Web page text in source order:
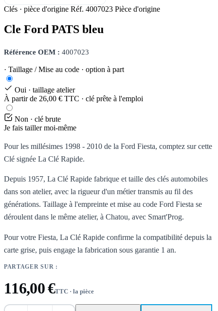
Clés · pièce d'origine Réf. 4007023 Pièce d'origine
Cle Ford PATS bleu
Référence OEM : 4007023
· Taillage / Mise au code · option à part
Oui · taillage atelier
À partir de 26,00 € TTC · clé prête à l'emploi
Non · clé brute
Je fais tailler moi-même
Pour les millésimes 1998 - 2010 de la Ford Fiesta, comptez sur cette
Clé signée La Clé Rapide.
Depuis 1957, La Clé Rapide fabrique et taille des clés automobiles
dans son atelier, avec la rigueur d'un métier transmis au fil des
générations. Taillage à l'empreinte et mise au code Ford Fiesta se
déroulent dans le même atelier, à Chatou, avec Smart'Prog.
Pour votre Fiesta, La Clé Rapide confirme la compatibilité depuis la
carte grise, puis engage la fabrication sous garantie 1 an.
PARTAGER SUR :
116,00 €TTC · la pièce